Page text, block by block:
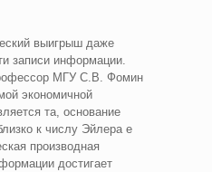
выигрыш даже
записи информации.
МГУ С.В. Фомин
экономичной
та, основание
к числу Эйлера e
производная
достигает